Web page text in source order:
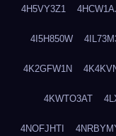
4H5VY3Z1
4I5H850W
4K2GFW1N
4KWTO3AT
4NOFJHTI